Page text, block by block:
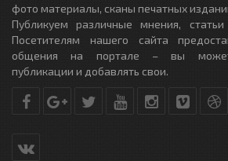
фото материалы, сканы печатных
Публикуем различные мнения,
Посетителям нашего сайта
общения на портале – вы
публикации и добавлять свои.